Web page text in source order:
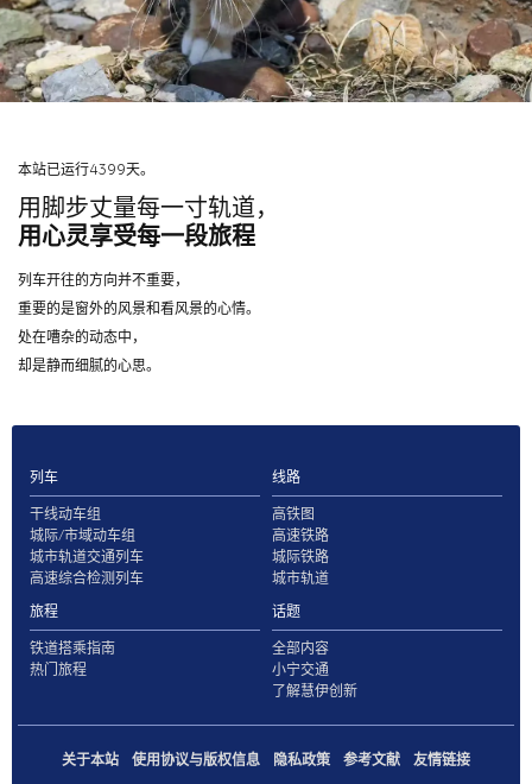
本站已运行4399天。
用脚步丈量每一寸轨道，
用心灵享受每一段旅程
列车开往的方向并不重要，
重要的是窗外的风景和看风景的心情。
处在嘈杂的动态中，
却是静而细腻的心思。
列车
干线动车组
城际/市域动车组
城市轨道交通列车
高速综合检测列车
线路
高铁图
高速铁路
城际铁路
城市轨道
旅程
铁道搭乘指南
热门旅程
话题
全部内容
小宁交通
了解慧伊创新
关于本站 使用协议与版权信息 隐私政策 参考文献 友情链接